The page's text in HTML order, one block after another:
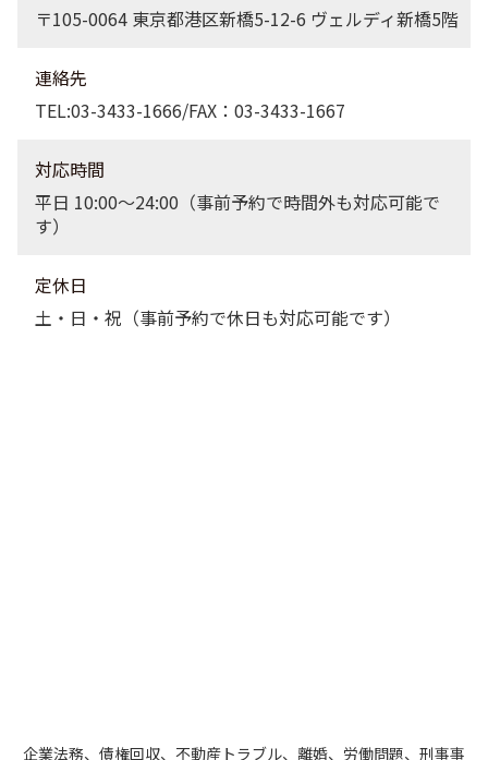
〒105-0064 東京都港区新橋5-12-6 ヴェルディ新橋5階
連絡先
TEL:03-3433-1666/FAX：03-3433-1667
対応時間
平日 10:00〜24:00（事前予約で時間外も対応可能で
す）
定休日
土・日・祝（事前予約で休日も対応可能です）
企業法務、債権回収、不動産トラブル、離婚、労働問題、刑事事